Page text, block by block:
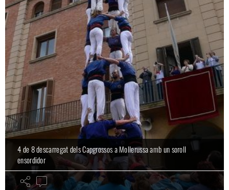
4 de 8 descarregat dels Capgrossos a Mollerussa amb un soroll
ensordidor